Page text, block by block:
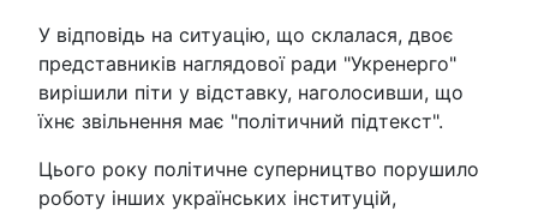
У відповідь на ситуацію, що склалася, двоє
представників наглядової ради "Укренерго"
вирішили піти у відставку, наголосивши, що
їхнє звільнення має "політичний підтекст".
Цього року політичне суперництво порушило
роботу інших українських інституцій,